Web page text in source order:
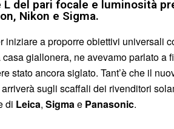
del pari focale e luminosità
Nikon e Sigma.
iniziare a proporre obiettivi universali
giallonera, ne avevamo parlato a
stato ancora siglato. Tant’è che il
sugli scaffali dei rivenditori
di Leica, Sigmae Panasonic.